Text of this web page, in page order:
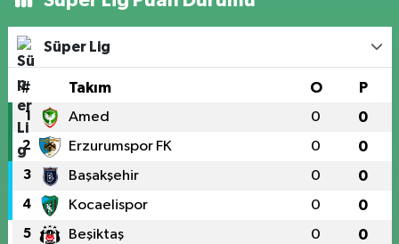
Süper Lig
# Takım O P
1 Amed 0 0
2 Erzurumspor FK 0 0
3 Başakşehir 0 0
4 Kocaelispor 0 0
5 Beşiktaş 0 0